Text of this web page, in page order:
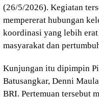
(26/5/2026). Kegiatan
mempererat hubungan
koordinasi yang lebih
masyarakat dan
Kunjungan itu dipimpin
Batusangkar, Denni
BRI. Pertemuan tersebut